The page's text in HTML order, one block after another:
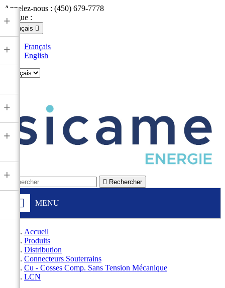
Appelez-nous : (450) 679-7778
Langue :
Français 
Français
English
 Rechercher
MENU
+
+
+
+
+
Accueil
Produits
Distribution
Connecteurs Souterrains
Cu - Cosses Comp. Sans Tension Mécanique
LCN